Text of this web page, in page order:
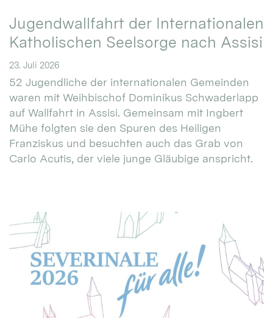
Jugendwallfahrt der Internationalen
Katholischen Seelsorge nach Assisi
23. Juli 2026
52 Jugendliche der internationalen Gemeinden
waren mit Weihbischof Dominikus Schwaderlapp
auf Wallfahrt in Assisi. Gemeinsam mit Ingbert
Mühe folgten sie den Spuren des Heiligen
Franziskus und besuchten auch das Grab von
Carlo Acutis, der viele junge Gläubige anspricht.